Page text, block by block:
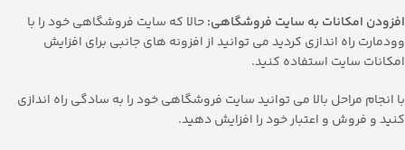
افزودن امکانات به سایت فروشگاهی:حالا که سایت فروشگاهی خود را با
وودمارت راه اندازی کردید می توانید از افزونه های جانبی برای افزایش
امکانات سایت استفاده کنید.
با انجام مراحل بالا می توانید سایت فروشگاهی خود را به سادگی راه اندازی
کنید و فروش و اعتبار خود را افزایش دهید.